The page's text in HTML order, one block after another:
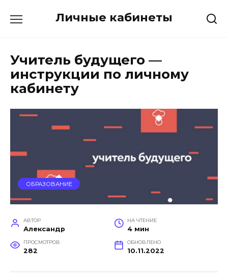
Личные кабинеты
Учитель будущего —
инструкции по личному
кабинету
ОБРАЗОВАНИЕ
АВТОР
Александр
НА ЧТЕНИЕ
4 мин
ПРОСМОТРОВ
282
ОБНОВЛЕНО
10.11.2022